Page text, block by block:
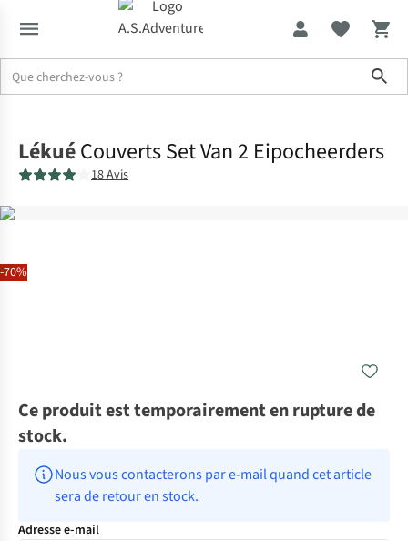
-70%
LékuéCouverts Set Van 2 Eipocheerders
18 Avis
Ce produit est temporairement en rupture de
stock.
Nous vous contacterons par e-mail quand cet article
sera de retour en stock.
Adresse e-mail